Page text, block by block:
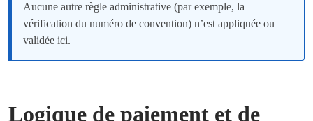
Aucune autre règle administrative (par exemple, la
vérification du numéro de convention) n’est appliquée ou
validée ici.
Logique de paiement et de